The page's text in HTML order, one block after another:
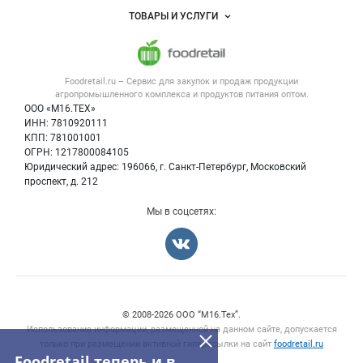
Foodretail.ru – Сервис для закупок и продаж продукции
агропромышленного комплекса и продуктов питания оптом.
ООО «М16.ТЕХ»
ИНН: 7810920111
КПП: 781001001
ОГРН: 1217800084105
Юридический адрес: 196066, г. Санкт-Петербург, Московский
проспект, д. 212
Размещение рекламы
Публичная оферта
Контактная информация
Политика обработки персональных данных
Объявления
Новости рынка
Вакансии
ТОВАРЫ И УСЛУГИ
Напитки, соки, вода
Оборудование для пищепрома
Информация о компаниях
Мы в соцсетях:
© 2008‑2026 ООО “М16.Тех”.
Использование информации, размещенной на данном сайте, допускается
только при размещении активной гиперссылки на сайт foodretail.ru